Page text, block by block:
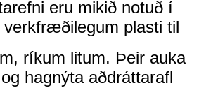
eru mikið notuð í
plasti til
ríkum litum. Þeir auka
hagnýta aðdráttarafl